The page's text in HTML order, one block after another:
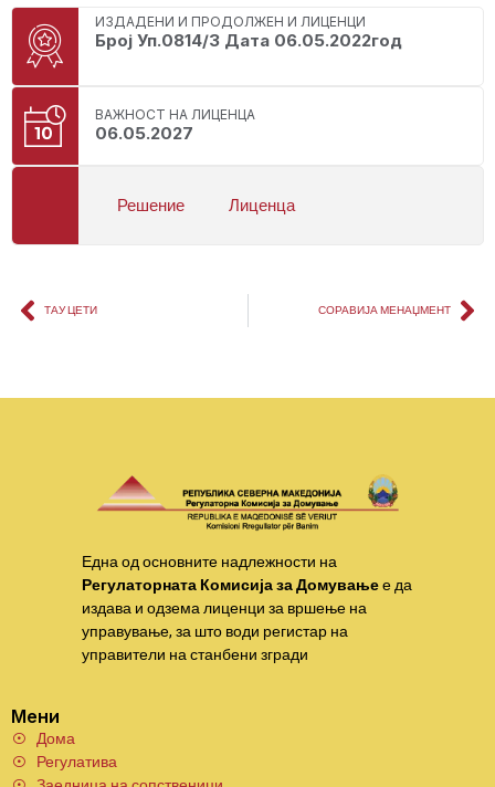
ИЗДАДЕНИ И ПРОДОЛЖЕН И ЛИЦЕНЦИ
Број Уп.0814/3 Дата 06.05.2022год
ВАЖНОСТ НА ЛИЦЕНЦА
06.05.2027
Решение Лиценца
ТАУ ЦЕТИ СОРАВИЈА МЕНАЏМЕНТ
Една од основните надлежности на
Регулаторната Комисија за Домувањее да
издава и одзема лиценци за вршење на
управување, за што води регистар на
управители на станбени згради
Мени
Дома
Регулатива